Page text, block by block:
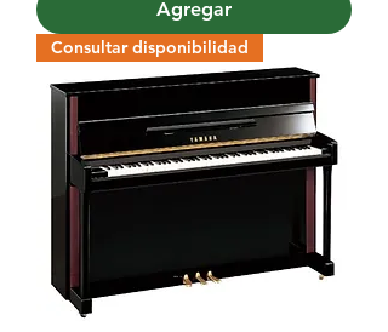
Agregar
Consultar disponibilidad